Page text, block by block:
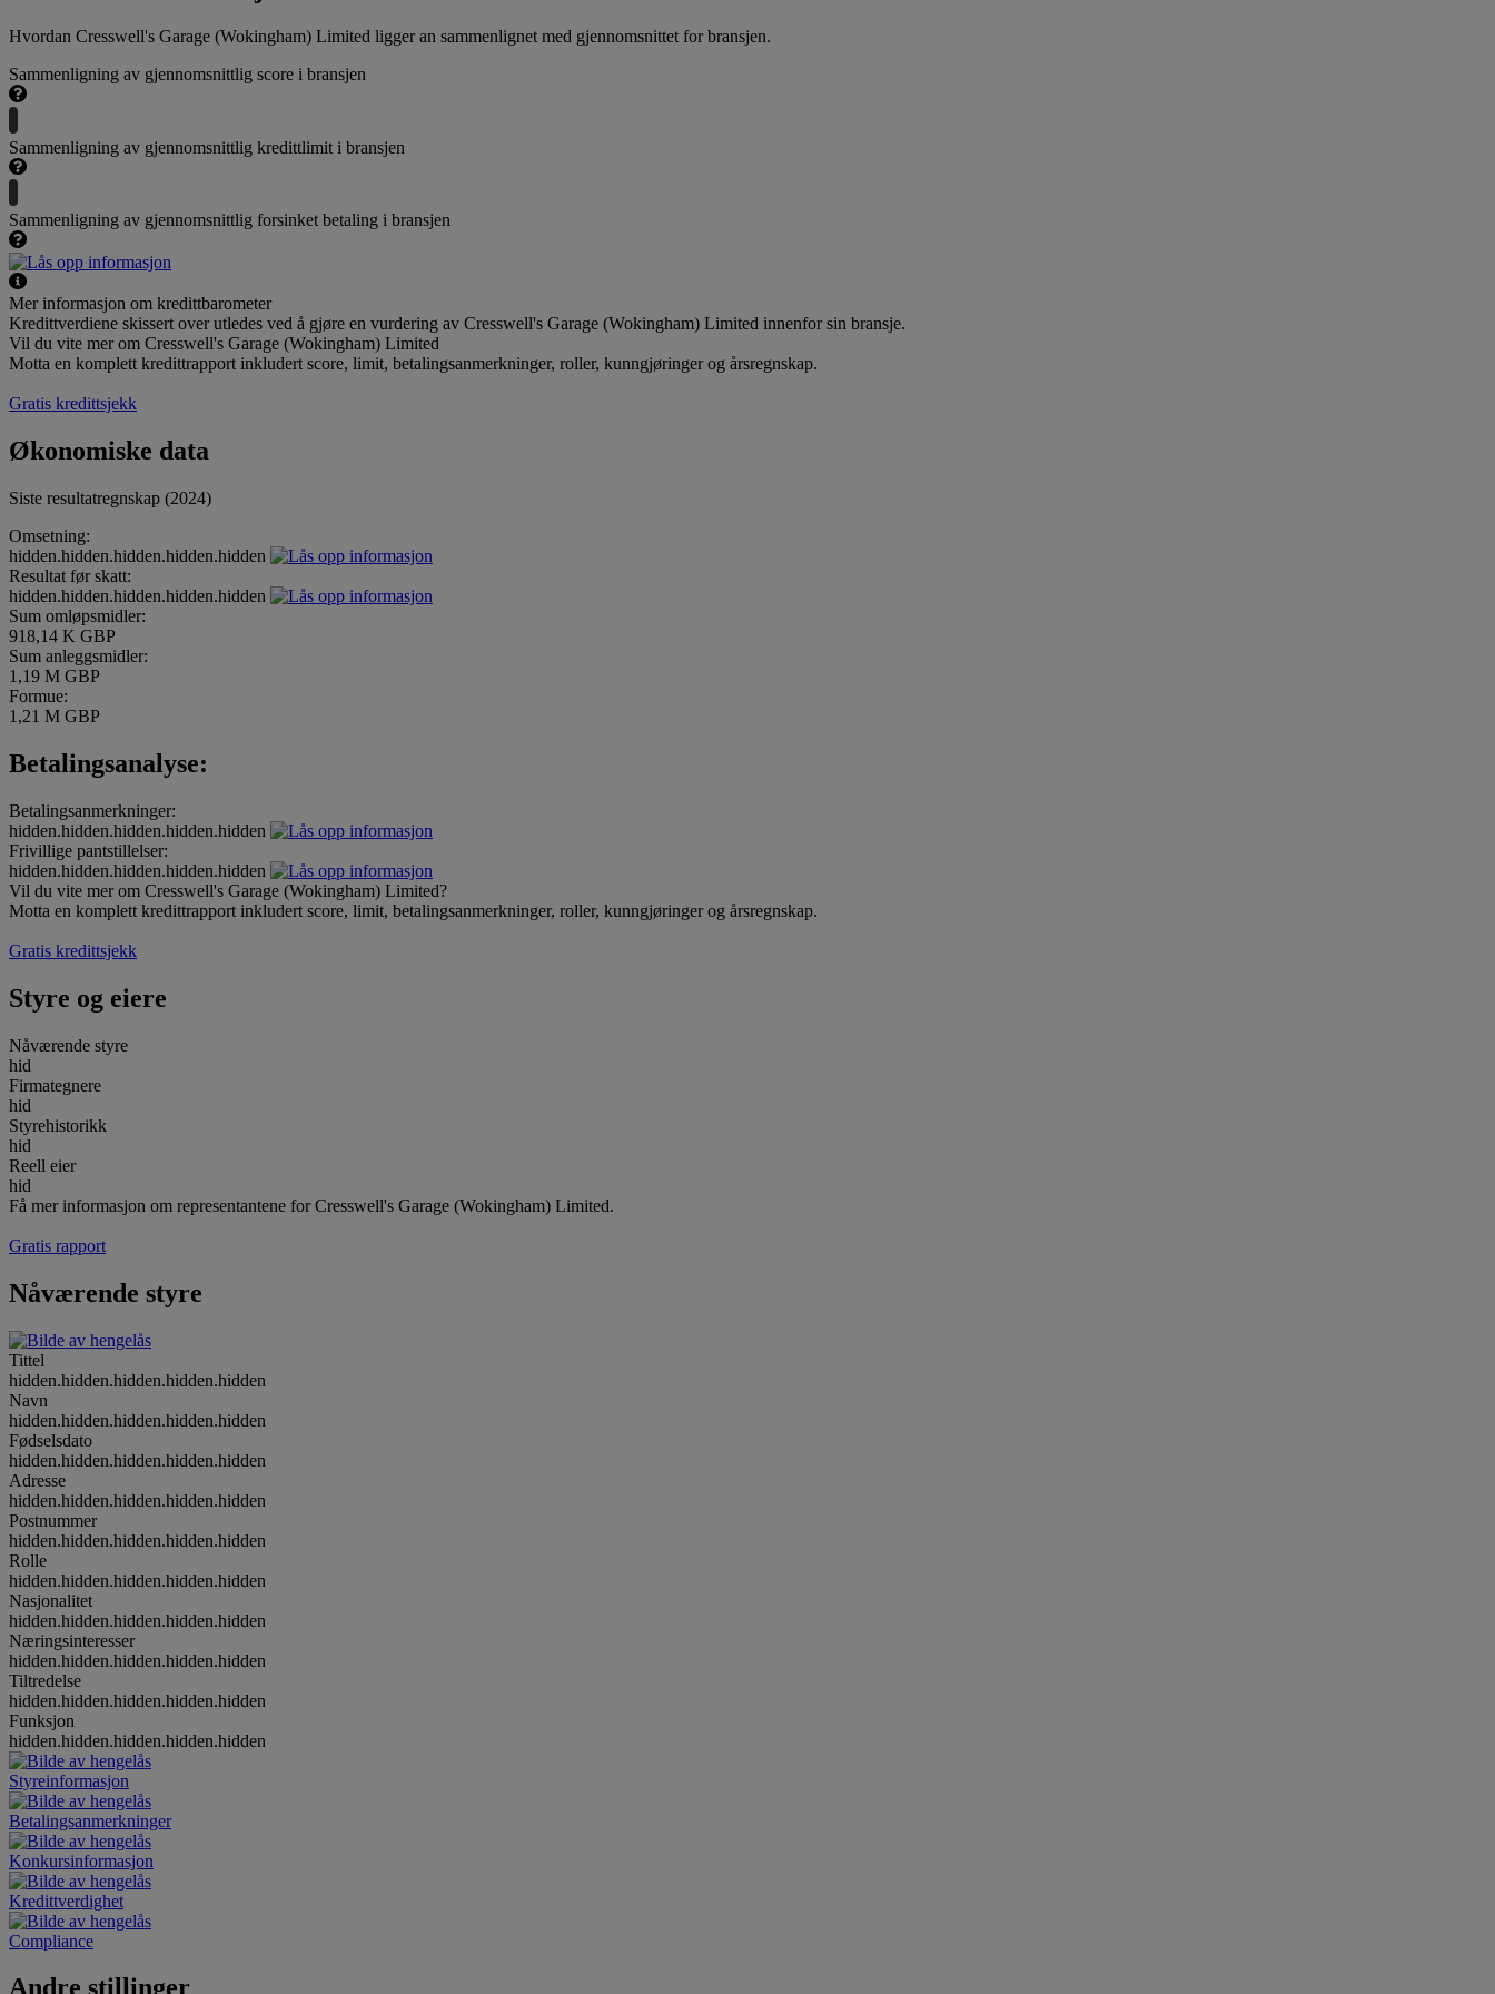
Hvordan Cresswell's Garage (Wokingham) Limited ligger an sammenlignet med gjennomsnittet for bransjen.
Sammenligning av gjennomsnittlig score i bransjen
Sammenligning av gjennomsnittlig kredittlimit i bransjen
Sammenligning av gjennomsnittlig forsinket betaling i bransjen
Mer informasjon om kredittbarometer
Kredittverdiene skissert over utledes ved å gjøre en vurdering av Cresswell's Garage (Wokingham) Limited innenfor sin bransje.
Vil du vite mer om Cresswell's Garage (Wokingham) Limited
Motta en komplett kredittrapport inkludert score, limit, betalingsanmerkninger, roller, kunngjøringer og årsregnskap.
Gratis kredittsjekk
Økonomiske data
Siste resultatregnskap (2024)
Omsetning:
hidden.hidden.hidden.hidden.hidden
Resultat før skatt:
hidden.hidden.hidden.hidden.hidden
Sum omløpsmidler:
918,14 K GBP
Sum anleggsmidler:
1,19 M GBP
Formue:
1,21 M GBP
Betalingsanalyse:
Betalingsanmerkninger:
hidden.hidden.hidden.hidden.hidden
Frivillige pantstillelser:
hidden.hidden.hidden.hidden.hidden
Vil du vite mer om Cresswell's Garage (Wokingham) Limited?
Motta en komplett kredittrapport inkludert score, limit, betalingsanmerkninger, roller, kunngjøringer og årsregnskap.
Gratis kredittsjekk
Styre og eiere
Nåværende styre
hid
Firmategnere
hid
Styrehistorikk
hid
Reell eier
hid
Få mer informasjon om representantene for Cresswell's Garage (Wokingham) Limited.
Gratis rapport
Nåværende styre
Tittel
hidden.hidden.hidden.hidden.hidden
Navn
hidden.hidden.hidden.hidden.hidden
Fødselsdato
hidden.hidden.hidden.hidden.hidden
Adresse
hidden.hidden.hidden.hidden.hidden
Postnummer
hidden.hidden.hidden.hidden.hidden
Rolle
hidden.hidden.hidden.hidden.hidden
Nasjonalitet
hidden.hidden.hidden.hidden.hidden
Næringsinteresser
hidden.hidden.hidden.hidden.hidden
Tiltredelse
hidden.hidden.hidden.hidden.hidden
Funksjon
hidden.hidden.hidden.hidden.hidden
Styreinformasjon
Betalingsanmerkninger
Konkursinformasjon
Kredittverdighet
Compliance
Andre stillinger